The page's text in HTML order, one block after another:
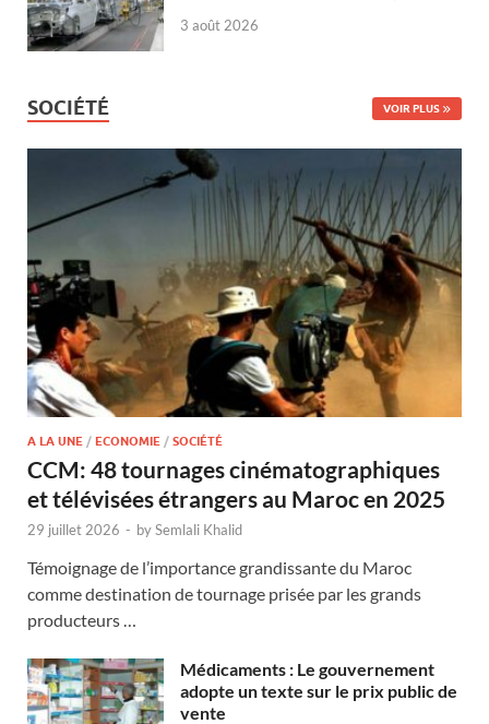
3 août 2026
SOCIÉTÉ VOIR PLUS
A LA UNE / ECONOMIE / SOCIÉTÉ
CCM: 48 tournages cinématographiques
et télévisées étrangers au Maroc en 2025
29 juillet 2026 - bySemlali Khalid
Témoignage de l’importance grandissante du Maroc
comme destination de tournage prisée par les grands
producteurs …
Médicaments : Le gouvernement
adopte un texte sur le prix public de
vente